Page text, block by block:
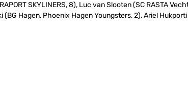
SKYLINERS, 8), Luc van Slooten (SC RASTA
(BG Hagen, Phoenix Hagen Youngsters, 2), Ariel